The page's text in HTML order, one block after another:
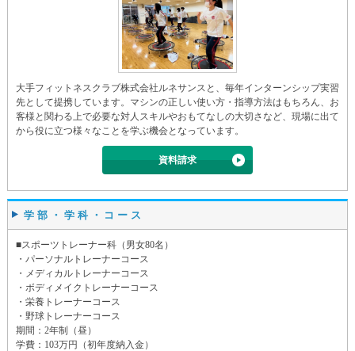
大手フィットネスクラブ株式会社ルネサンスと、毎年インターンシップ実習
先として提携しています。マシンの正しい使い方・指導方法はもちろん、お
客様と関わる上で必要な対人スキルやおもてなしの大切さなど、現場に出て
から役に立つ様々なことを学ぶ機会となっています。
資料請求
学部・学科・コース
■スポーツトレーナー科（男女80名）
・パーソナルトレーナーコース
・メディカルトレーナーコース
・ボディメイクトレーナーコース
・栄養トレーナーコース
・野球トレーナーコース
期間：2年制（昼）
学費：103万円（初年度納入金）